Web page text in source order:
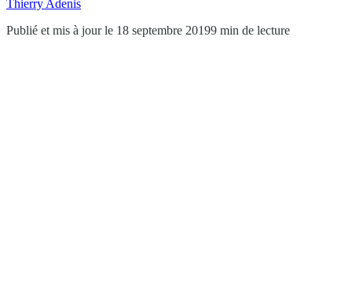
Thierry Adenis
Publié et mis à jour le 18 septembre 20199 min de lecture